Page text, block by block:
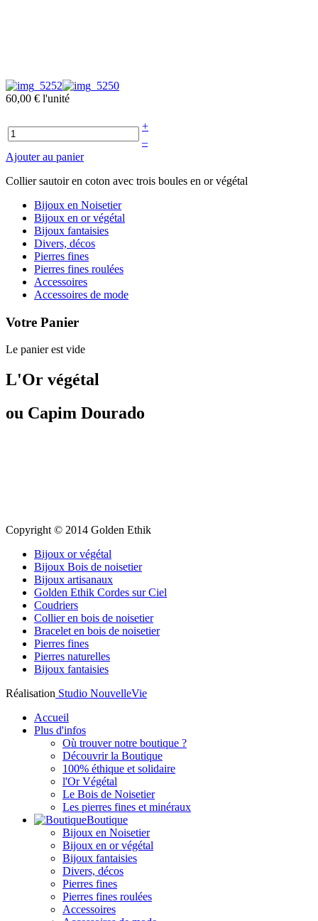
60,00 € l'unité
+
–
Ajouter au panier
Collier sautoir en coton avec trois boules en or végétal
Bijoux en Noisetier
Bijoux en or végétal
Bijoux fantaisies
Divers, décos
Pierres fines
Pierres fines roulées
Accessoires
Accessoires de mode
Votre Panier
Le panier est vide
L'Or végétal
ou Capim Dourado
Copyright © 2014 Golden Ethik
Bijoux or végétal
Bijoux Bois de noisetier
Bijoux artisanaux
Golden Ethik Cordes sur Ciel
Coudriers
Collier en bois de noisetier
Bracelet en bois de noisetier
Pierres fines
Pierres naturelles
Bijoux fantaisies
Réalisation Studio NouvelleVie
Accueil
Plus d'infos
Où trouver notre boutique ?
Découvrir la Boutique
100% éthique et solidaire
l'Or Végétal
Le Bois de Noisetier
Les pierres fines et minéraux
Boutique
Bijoux en Noisetier
Bijoux en or végétal
Bijoux fantaisies
Divers, décos
Pierres fines
Pierres fines roulées
Accessoires